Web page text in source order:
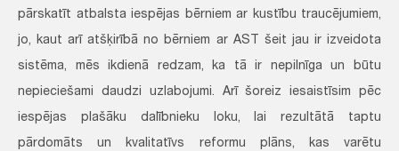
pārskatīt atbalsta iespējas bērniem ar kustību traucējumiem,
jo, kaut arī atšķirībā no bērniem ar AST šeit jau ir izveidota
sistēma, mēs ikdienā redzam, ka tā ir nepilnīga un būtu
nepieciešami daudzi uzlabojumi. Arī šoreiz iesaistīsim pēc
iespējas plašāku dalībnieku loku, lai rezultātā taptu
pārdomāts un kvalitatīvs reformu plāns, kas varētu